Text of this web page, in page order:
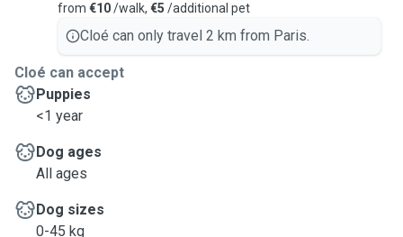
from €10/walk, €5 /additional pet
Cloé can only travel 2 km from Paris.
Cloé can accept
Puppies
<1 year
Dog ages
All ages
Dog sizes
0-45 kg